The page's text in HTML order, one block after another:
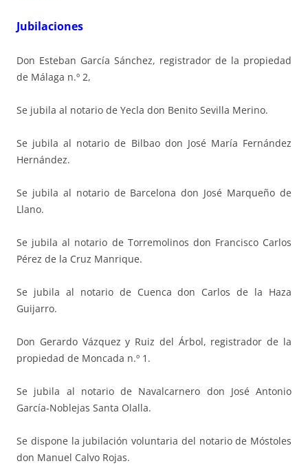
Jubilaciones
Don Esteban García Sánchez, registrador de la propiedad
de Málaga n.º 2,
Se jubila al notario de Yecla don Benito Sevilla Merino.
Se jubila al notario de Bilbao don José María Fernández
Hernández.
Se jubila al notario de Barcelona don José Marqueño de
Llano.
Se jubila al notario de Torremolinos don Francisco Carlos
Pérez de la Cruz Manrique.
Se jubila al notario de Cuenca don Carlos de la Haza
Guijarro.
Don Gerardo Vázquez y Ruiz del Árbol, registrador de la
propiedad de Moncada n.º 1.
Se jubila al notario de Navalcarnero don José Antonio
García-Noblejas Santa Olalla.
Se dispone la jubilación voluntaria del notario de Móstoles
don Manuel Calvo Rojas.